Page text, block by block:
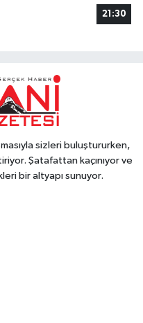
21:30
sizleri buluştururken,
Şatafattan kaçınıyor ve
bir altyapı sunuyor.